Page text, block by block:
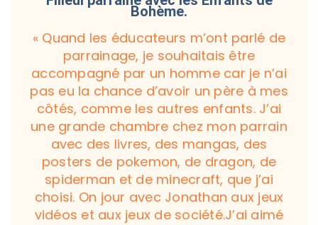
Bohème.
« Quand les éducateurs m’ont parlé de
parrainage, je souhaitais être
accompagné par un homme car je n’ai
pas eu la chance d’avoir un père à mes
côtés, comme les autres enfants. J’ai
une grande chambre chez mon parrain
avec des livres, des mangas, des
posters de pokemon, de dragon, de
spiderman et de minecraft, que j’ai
choisi. On jour avec Jonathan aux jeux
vidéos et aux jeux de société.J’ai aimé